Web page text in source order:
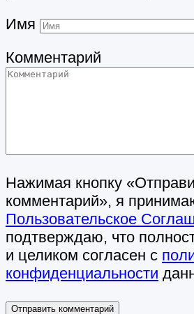
Имя
Комментарий
Нажимая кнопку
комментарий», я
Пользовательское
подтверждаю, что
и целиком согласен с
конфиденциальности